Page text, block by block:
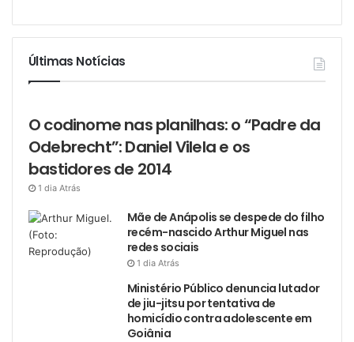
Últimas Notícias
O codinome nas planilhas: o “Padre da
Odebrecht”: Daniel Vilela e os
bastidores de 2014
1 dia Atrás
Mãe de Anápolis se despede do filho
recém-nascido Arthur Miguel nas
redes sociais
1 dia Atrás
Ministério Público denuncia lutador
de jiu-jitsu por tentativa de
homicídio contra adolescente em
Goiânia